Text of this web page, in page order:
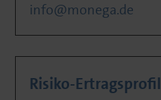
info@monega.de
Risiko-Ertragsprofil